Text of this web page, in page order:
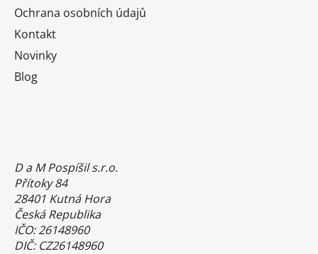
Ochrana osobních údajů
Kontakt
Novinky
Blog
D a M Pospíšil s.r.o.
Přítoky 84
28401 Kutná Hora
Česká Republika
IČO: 26148960
DIČ: CZ26148960